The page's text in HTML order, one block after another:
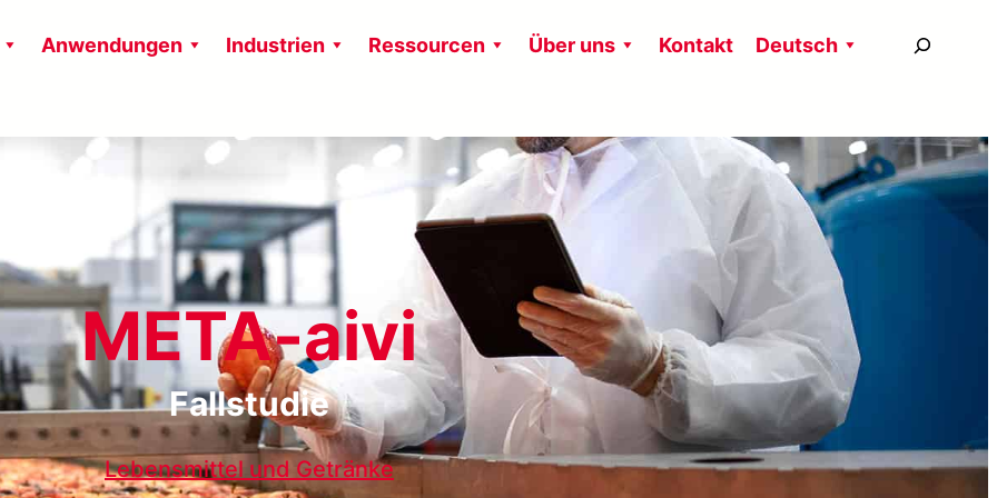
Anwendungen Industrien Ressourcen Über uns Kontakt Deutsch
META-aivi
Fallstudie
Lebensmittel und Getränke